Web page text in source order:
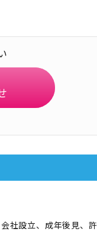
社設立、成年後見、